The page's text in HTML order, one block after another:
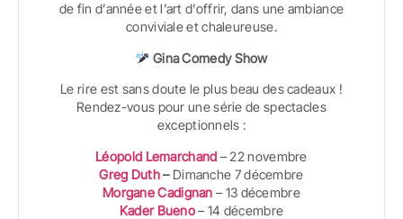
de fin d’année et l’art d’offrir, dans une ambiance
conviviale et chaleureuse.
Gina Comedy Show
Le rire est sans doute le plus beau des cadeaux !
Rendez-vous pour une série de spectacles
exceptionnels :
Léopold Lemarchand – 22 novembre
Greg Duth– Dimanche 7 décembre
Morgane Cadignan – 13 décembre
Kader Bueno– 14 décembre